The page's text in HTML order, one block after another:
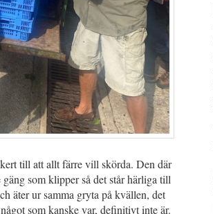
till att allt färre vill skörda. Den där
som klipper så det står härliga till
äter ur samma gryta på kvällen, det
som kanske var, definitivt inte är.